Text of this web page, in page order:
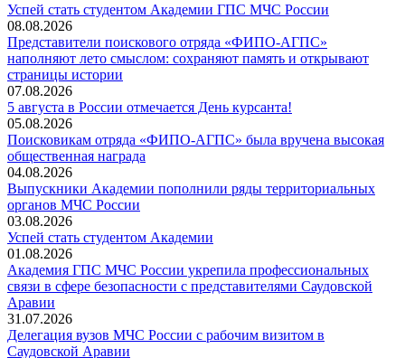
️Успей стать студентом Академии ГПС МЧС России
08.08.2026
Представители поискового отряда «ФИПО-АГПС»
наполняют лето смыслом: сохраняют память и открывают
страницы истории
07.08.2026
5 августа в России отмечается День курсанта!
05.08.2026
Поисковикам отряда «ФИПО-АГПС» была вручена высокая
общественная награда
04.08.2026
Выпускники Академии пополнили ряды территориальных
органов МЧС России
03.08.2026
Успей стать студентом Академии
01.08.2026
Академия ГПС МЧС России укрепила профессиональных
связи в сфере безопасности с представителями Саудовской
Аравии
31.07.2026
Делегация вузов МЧС России с рабочим визитом в
Саудовской Аравии